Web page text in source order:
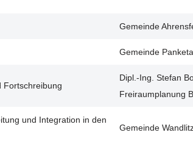
Gemeinde
Gemeinde
Fortschreibung
Dipl.-Ing. Stefan
Freiraumplanung
und Integration in den
Gemeinde